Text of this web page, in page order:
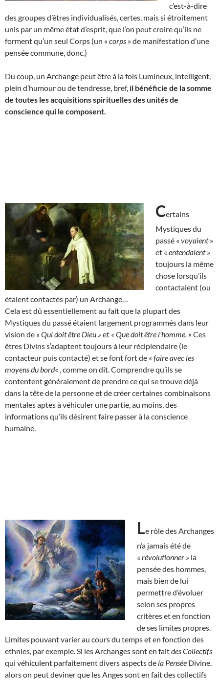
c’est-à-dire
des groupes d’êtres individualisés, certes, mais si étroitement
unis par un même état d’esprit, que l’on peut croire qu’ils ne
forment qu’un seul Corps (un « corps » de manifestation d’une
pensée commune, donc.)
Du coup, un Archange peut être à la fois Lumineux, intelligent,
plein d’humour ou de tendresse, bref, il bénéficie de la somme
de toutes les acquisitions spirituelles des unités de
conscience qui le composent.
Certains
Mystiques du
passé « voyaient»
et « entendaient»
toujours la même
chose lorsqu’ils
contactaient (ou
étaient contactés par) un Archange…
Cela est dû essentiellement au fait que la plupart des
Mystiques du passé étaient largement programmés dans leur
vision de « Qui doit être Dieu » et « Que doit être l’homme. » Ces
êtres Divins s’adaptent toujours à leur récipiendaire (le
contacteur puis contacté) et se font fort de « faire avec les
moyens du bord« , comme on dit. Comprendre qu’ils se
contentent généralement de prendre ce qui se trouve déjà
dans la tête de la personne et de créer certaines combinaisons
mentales aptes à véhiculer une partie, au moins, des
informations qu’ils désirent faire passer à la conscience
humaine.
Le rôle des Archanges
n’a jamais été de
« révolutionner » la
pensée des hommes,
mais bien de lui
permettre d’évoluer
selon ses propres
critères et en fonction
de ses limites propres.
Limites pouvant varier au cours du temps et en fonction des
ethnies, par exemple. Si les Archanges sont en faitdes Collectifs
qui véhiculent parfaitement divers aspects de la Pensée Divine,
alors on peut deviner que les Anges sont en fait des collectifs